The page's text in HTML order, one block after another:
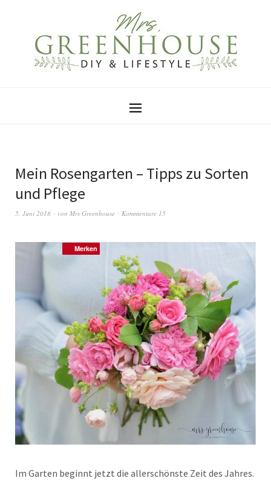
Mein Rosengarten – Tipps zu Sorten
und Pflege
5. Juni 2018 von Mrs Greenhouse Kommentare 15
Im Garten beginnt jetzt die allerschönste Zeit des Jahres.
Merken
Merken